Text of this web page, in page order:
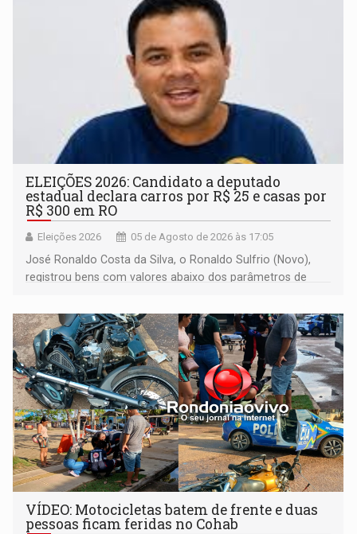
ELEIÇÕES 2026: Candidato a deputado
estadual declara carros por R$ 25 e casas por
R$ 300 em RO
Eleições 2026 05 de Agosto de 2026 às 17:05
José Ronaldo Costa da Silva, o Ronaldo Sulfrio (Novo),
registrou bens com valores abaixo dos parâmetros de
milhões
VÍDEO: Motocicletas batem de frente e duas
pessoas ficam feridas no Cohab